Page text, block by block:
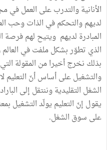
الأنانية والتدرب على العمل
لديهم والتحكم في الذات وحب
المبادرة لديهم ويتيح لهم فرصة
الذي تطوّر بشكل ملفت في العالم
بذلك نخرج أخيرا من المقولة
والتشغيل على أساس أنّ التعليم
الشغل التقليدية وننتقل إلى
يقول إنّ التعليم يولّد التشغيل
على سوق الشغل.